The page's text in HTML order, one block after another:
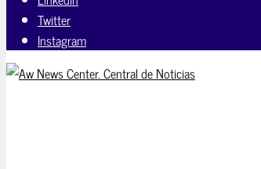
Twitter
Instagram